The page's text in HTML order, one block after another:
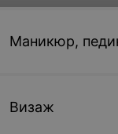
от 30 см до 40 см
Цена по запросу
свыше 40 см
Маникюр,
Визаж